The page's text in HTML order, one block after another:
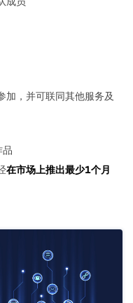
加，并可联同其他服务及
品
在市场上推出最少1个月